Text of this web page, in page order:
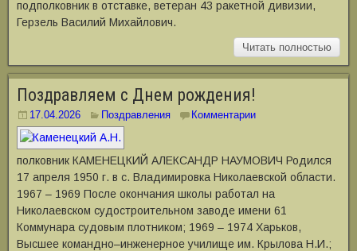
подполковник в отставке, ветеран 43 ракетной дивизии,
Герзель Василий Михайлович.
Читать полностью
Поздравляем с Днем рождения!
17.04.2026 Поздравления Комментарии
полковник КАМЕНЕЦКИЙ АЛЕКСАНДР НАУМОВИЧ Родился
17 апреля 1950 г. в с. Владимировка Николаевской области.
1967 – 1969 После окончания школы работал на
Николаевском судостроительном заводе имени 61
Коммунара судовым плотником; 1969 – 1974 Харьков,
Высшее командно–инженерное училище им. Крылова Н.И.;